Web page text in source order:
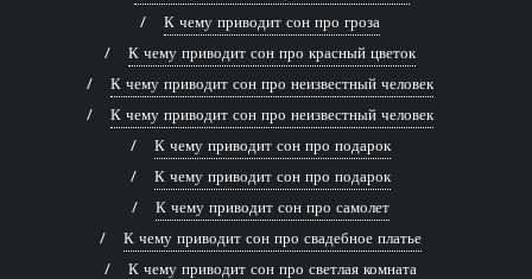
К чему приводит сон про гроза
К чему приводит сон про красный цветок
К чему приводит сон про неизвестный человек
К чему приводит сон про неизвестный человек
К чему приводит сон про подарок
К чему приводит сон про подарок
К чему приводит сон про самолет
К чему приводит сон про свадебное платье
К чему приводит сон про светлая комната